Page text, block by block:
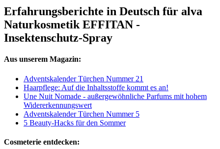
Erfahrungsberichte in Deutsch für alva
Naturkosmetik EFFITAN -
Insektenschutz-Spray
Aus unserem Magazin:
Adventskalender Türchen Nummer 21
Haarpflege: Auf die Inhaltsstoffe kommt es an!
Une Nuit Nomade - außergewöhnliche Parfums mit hohem
Widererkennungswert
Adventskalender Türchen Nummer 5
5 Beauty-Hacks für den Sommer
Cosmeterie entdecken: